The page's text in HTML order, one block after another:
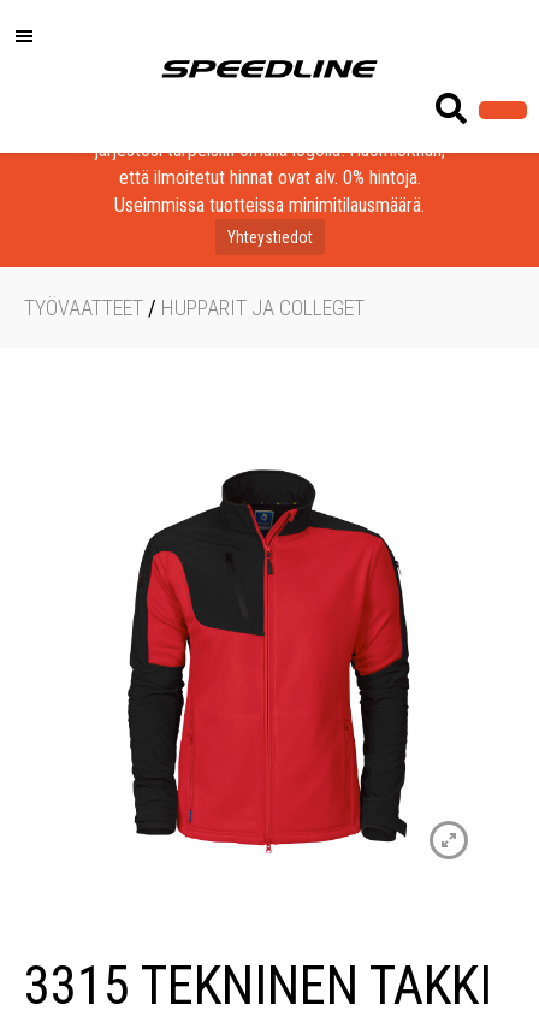
Löydä laadukkaat tuotteet yrityksesi, seurasi tai
järjestösi tarpeisiin omalla logolla! Huomioithan,
että ilmoitetut hinnat ovat alv. 0% hintoja.
Useimmissa tuotteissa minimitilausmäärä.
Yhteystiedot
TYÖVAATTEET / HUPPARIT JA COLLEGET
3315 TEKNINEN TAKKI